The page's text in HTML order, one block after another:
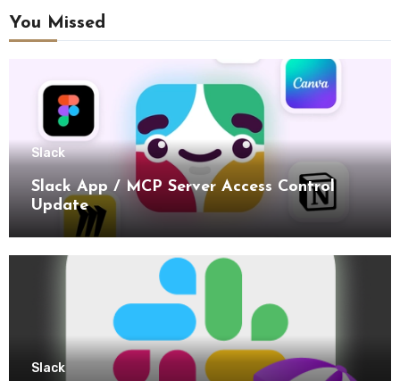
You Missed
Slack
Slack App / MCP Server Access Control
Update
Slack